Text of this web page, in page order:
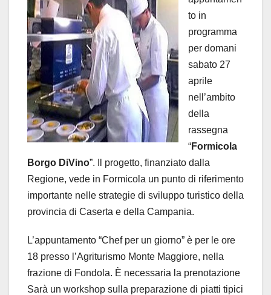
to in
programma
per domani
sabato 27
aprile
nell’ambito
della
rassegna
“Formicola
Borgo DiVino”. Il progetto, finanziato dalla
Regione, vede in Formicola un punto di riferimento
importante nelle strategie di sviluppo turistico della
provincia di Caserta e della Campania.
L’appuntamento “Chef per un giorno” è per le ore
18 presso l’Agriturismo Monte Maggiore, nella
frazione di Fondola. È necessaria la prenotazione
Sarà un workshop sulla preparazione di piatti tipici